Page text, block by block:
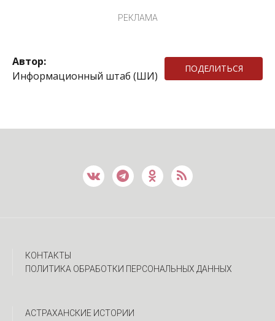
РЕКЛАМА
Автор:
Информационный штаб (ШИ)
ПОДЕЛИТЬСЯ
КОНТАКТЫ
ПОЛИТИКА ОБРАБОТКИ ПЕРСОНАЛЬНЫХ ДАННЫХ
АСТРАХАНСКИЕ ИСТОРИИ